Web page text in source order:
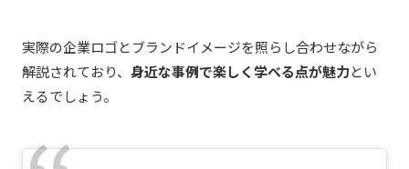
実際の企業ロゴとブランドイメージを照らし合わせながら
解説されており、 身近な事例で楽しく学べる点が魅力とい
えるでしょう。